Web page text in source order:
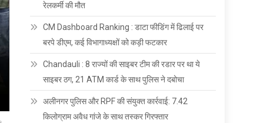
रेलकर्मी की मौत
CM Dashboard Ranking : डाटा फीडिंग में ढिलाई पर
बरपे डीएम, कई विभागाध्यक्षों को कड़ी फटकार
Chandauli : 8 राज्यों की साइबर टीम की रडार पर था ये
साइबर ठग, 21 ATM कार्ड के साथ पुलिस ने दबोचा
अलीनगर पुलिस और RPF की संयुक्त कार्रवाई: 7.42
किलोग्राम अवैध गांजे के साथ तस्कर गिरफ्तार